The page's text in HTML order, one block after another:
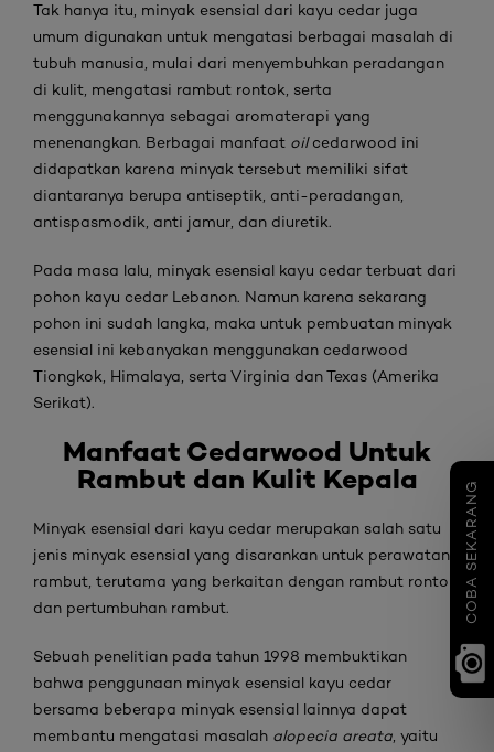
COBA SEKARANG
Tak hanya itu, minyak esensial dari kayu cedar juga
umum digunakan untuk mengatasi berbagai masalah di
tubuh manusia, mulai dari menyembuhkan peradangan
di kulit, mengatasi rambut rontok, serta
menggunakannya sebagai aromaterapi yang
menenangkan. Berbagai manfaat oilcedarwood ini
didapatkan karena minyak tersebut memiliki sifat
diantaranya berupa antiseptik, anti-peradangan,
antispasmodik, anti jamur, dan diuretik.
Pada masa lalu, minyak esensial kayu cedar terbuat dari
pohon kayu cedar Lebanon. Namun karena sekarang
pohon ini sudah langka, maka untuk pembuatan minyak
esensial ini kebanyakan menggunakan cedarwood
Tiongkok, Himalaya, serta Virginia dan Texas (Amerika
Serikat).
Manfaat Cedarwood Untuk
Rambut dan Kulit Kepala
Minyak esensial dari kayu cedar merupakan salah satu
jenis minyak esensial yang disarankan untuk perawatan
rambut, terutama yang berkaitan dengan rambut rontok
dan pertumbuhan rambut.
Sebuah penelitian pada tahun 1998 membuktikan
bahwa penggunaan minyak esensial kayu cedar
bersama beberapa minyak esensial lainnya dapat
membantu mengatasi masalah alopecia areata , yaitu